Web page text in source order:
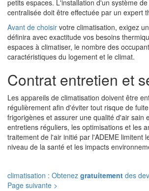
petits espaces. L'installation d'un système
centralisée doit être effectuée par un expert
Avant de choisir votre climatisation, exigez
définira avec exactitude vos besoins
espaces à climatiser, le nombre des
caractéristiques du logement et le climat.
Contrat entretien et
Les appareils de climatisation doivent être
régulièrement afin d'éviter tout risque de
frigorigènes et assurer une qualité d'air sain
entretiens réguliers, les optimisations et les
traitement de l'air initié par l'ADEME limitent
niveau de la santé et les impacts
climatisation : Obtenez gratuitement des
Page suivante >